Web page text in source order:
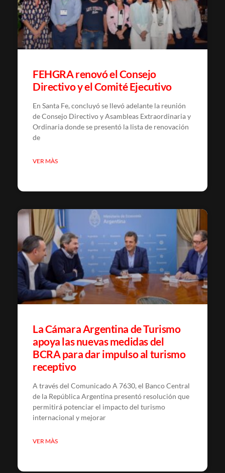
FEHGRA renovó el Consejo
Directivo y el Comité Ejecutivo
En Santa Fe, concluyó se llevó adelante la reunión
de Consejo Directivo y Asambleas Extraordinaria y
Ordinaria donde se presentó la lista de renovación
de
VER MÀS
La Cámara Argentina de Turismo
apoya las nuevas medidas del
BCRA para dar impulso al turismo
receptivo
A través del Comunicado A 7630, el Banco Central
de la República Argentina presentó resolución que
permitirá potenciar el impacto del turismo
internacional y mejorar
VER MÀS